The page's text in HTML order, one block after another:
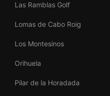
Las Ramblas Golf
Lomas de Cabo Roig
Los Montesinos
Orihuela
Pilar de la Horadada